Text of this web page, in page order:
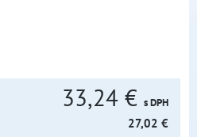
33,24 € s DPH
27,02 €